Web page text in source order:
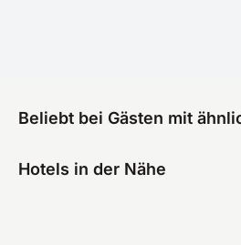
Beliebt bei Gästen mit
Hotels in der Nähe